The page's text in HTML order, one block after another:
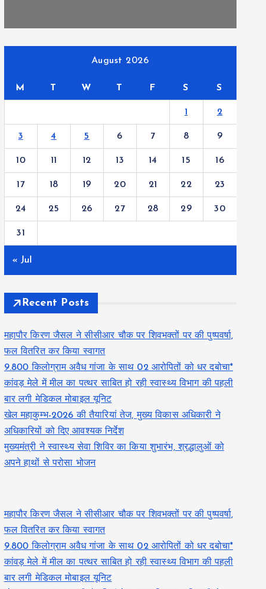
August 2026
M T W T F S S
1 2
3 4 5 6 7 8 9
10 11 12 13 14 15 16
17 18 19 20 21 22 23
24 25 26 27 28 29 30
31
« Jul
Recent Posts
महापौर किरण जैसल ने सीसीआर चौक पर शिवभक्तों पर की पुष्पवर्षा,
फल वितरित कर किया स्वागत
9.800 किलोग्राम अवैध गांजा के साथ 02 आरोपितों को धर दबोचा*
कांवड़ मेले में मील का पत्थर साबित हो रही स्वास्थ्य विभाग की पहली
बार लगी मेडिकल मोबाइल यूनिट
खेल महाकुम्भ-2026 की तैयारियां तेज, मुख्य विकास अधिकारी ने
अधिकारियों को दिए आवश्यक निर्देश
मुख्यमंत्री ने स्वास्थ्य सेवा शिविर का किया शुभारंभ, श्रद्धालुओं को
अपने हाथों से परोसा भोजन
महापौर किरण जैसल ने सीसीआर चौक पर शिवभक्तों पर की पुष्पवर्षा,
फल वितरित कर किया स्वागत
9.800 किलोग्राम अवैध गांजा के साथ 02 आरोपितों को धर दबोचा*
कांवड़ मेले में मील का पत्थर साबित हो रही स्वास्थ्य विभाग की पहली
बार लगी मेडिकल मोबाइल यूनिट